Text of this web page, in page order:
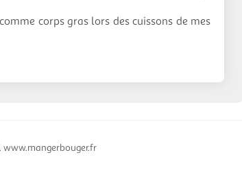
corps gras lors des cuissons de mes
www.mangerbouger.fr